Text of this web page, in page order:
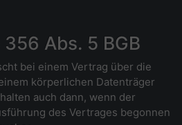
Abs. 5 BGB
bei einem Vertrag über die
körperlichen Datenträger
auch dann, wenn der
des Vertrages begonnen